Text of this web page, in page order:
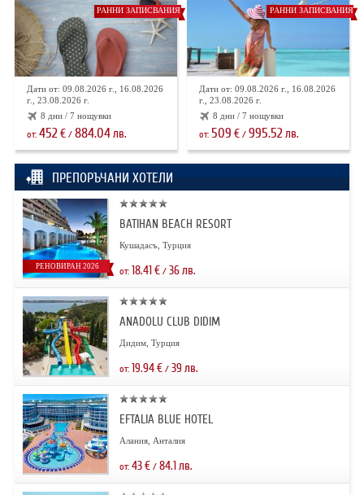
РАННИ ЗАПИСВАНИЯ
Дати от: 09.08.2026 г., 16.08.2026
г., 23.08.2026 г.
8 дни / 7 нощувки
от: 452€/ 884.04лв.
РАННИ ЗАПИСВАНИЯ
Дати от: 09.08.2026 г., 16.08.2026
г., 23.08.2026 г.
8 дни / 7 нощувки
от:509 € /995.52лв.
ПРЕПОРЪЧАНИ ХОТЕЛИ
РЕНОВИРАН 2026
BATIHAN BEACH RESORT
Кушадасъ, Турция
от: 18.41€/ 36лв.
ANADOLU CLUB DIDIM
Дидим, Турция
от: 19.94€/ 39 лв.
EFTALIA BLUE HOTEL
Алания, Анталия
от: 43€/ 84.1лв.